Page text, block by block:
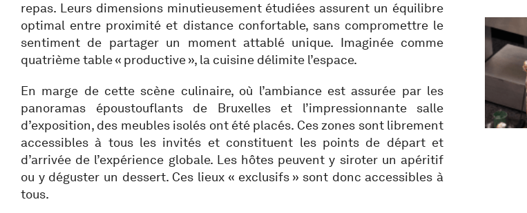
repas. Leurs dimensions minutieusement étudiées assurent un équilibre
optimal entre proximité et distance confortable, sans compromettre le
sentiment de partager un moment attablé unique. Imaginée comme
quatrième table « productive », la cuisine délimite l’espace.
En marge de cette scène culinaire, où l’ambiance est assurée par les
panoramas époustouflants de Bruxelles et l’impressionnante salle
d’exposition, des meubles isolés ont été placés. Ces zones sont librement
accessibles à tous les invités et constituent les points de départ et
d’arrivée de l’expérience globale. Les hôtes peuvent y siroter un apéritif
ou y déguster un dessert. Ces lieux « exclusifs » sont donc accessibles à
tous.